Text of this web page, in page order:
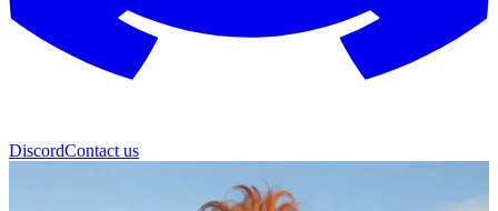
DiscordContact us